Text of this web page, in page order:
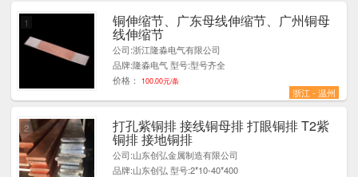
铜伸缩节、广东母线伸缩节、广州铜母
线伸缩节
公司:浙江隆淼电气有限公司
品牌:隆淼电气 型号:型号齐全
价格：
100.00元/条
浙江 - 温州
1
打孔紫铜排 接线铜母排 打眼铜排 T2紫
铜排 接地铜排
公司:山东创弘金属制造有限公司
品牌:山东创弘 型号:2*10-40*400
2